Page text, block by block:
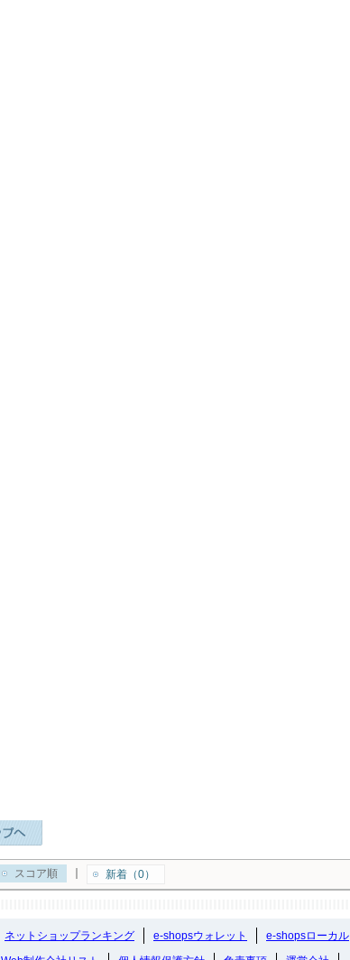
スコア順 新着（0）
ネットショップランキング e-shopsウォレット e-shopsローカル